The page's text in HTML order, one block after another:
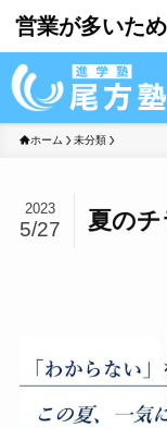
営業が多いた
ホーム 未分類
夏の
2023
5/27